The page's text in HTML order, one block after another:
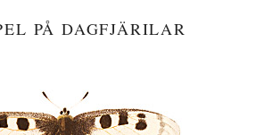
PÅ DAGFJÄRILAR